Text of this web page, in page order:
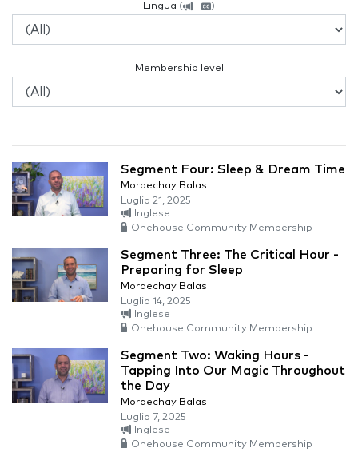
Lingua ( )
Membership level
Segment Four: Sleep & Dream Time
Mordechay Balas
Luglio 21, 2025
Inglese
Onehouse Community Membership
Segment Three: The Critical Hour -
Preparing for Sleep
Mordechay Balas
Luglio 14, 2025
Inglese
Onehouse Community Membership
Segment Two: Waking Hours -
Tapping Into Our Magic Throughout
the Day
Mordechay Balas
Luglio 7, 2025
Inglese
Onehouse Community Membership